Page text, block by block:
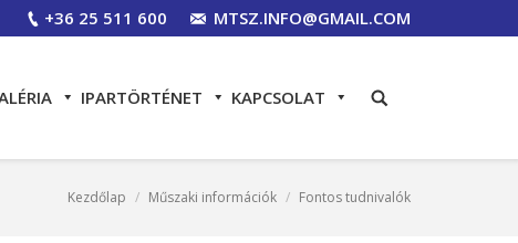
+36 25 511 600 MTSZ.INFO@GMAIL.COM
IPARTÖRTÉNET KAPCSOLAT
Kezdőlap Műszaki információk Fontos tudnivalók